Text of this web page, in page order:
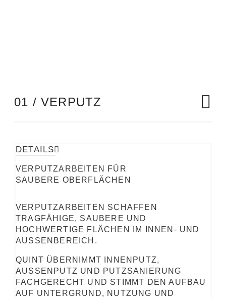
01 / VERPUTZ
DETAILS
VERPUTZARBEITEN FÜR
SAUBERE OBERFLÄCHEN
VERPUTZARBEITEN SCHAFFEN
TRAGFÄHIGE, SAUBERE UND
HOCHWERTIGE FLÄCHEN IM INNEN- UND
AUSSENBEREICH.
QUINT ÜBERNIMMT INNENPUTZ,
AUSSENPUTZ UND PUTZSANIERUNG F
ACHGERECHT UND STIMMT DEN AUFBAU A
UF UNTERGRUND, NUTZUNG UND S